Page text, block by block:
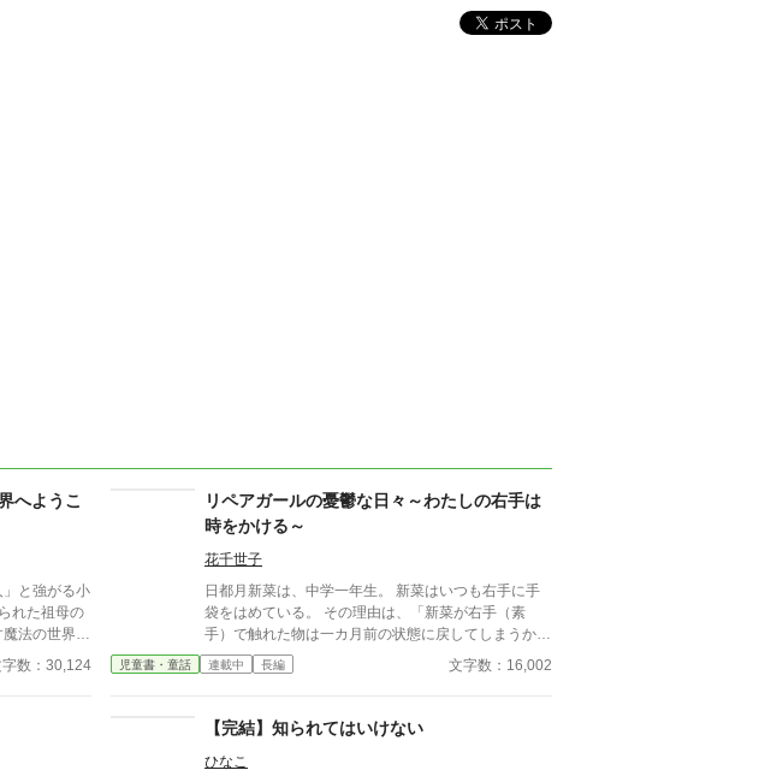
へようこ
と強がる小
れた祖母の
法の世界に
者さん」を
印刷など昔
字数：30,124
リペアガールの憂鬱な日々～わたしの右手は
時をかける～
花千世子
日都月新菜は、中学一年生。 新菜はいつも右手に手
袋をはめている。 その理由は、「新菜が右手（素
手）で触れた物は一カ月前の状態に戻してしまうか
ら」だった。 幼い頃の経験により他人の物に触れな
いようにしていた。 そんな新菜はある日、不良とし
う。 誰もいない放課後の教室で、こっそり大和が忘
れていったスマホを修理するが それを大和本人に見
られてしまい――？！ ※この作品はフィクションで
児童書・童話 連載中 長編 文字数：16,002
【完結】知られてはいけない
ひなこ